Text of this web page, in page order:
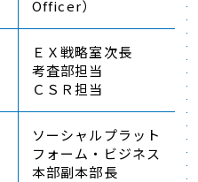
Officer）
ＥＸ戦略室次長
考査部担当
ＣＳＲ担当
ソーシャルプラット
フォーム・ビジネス
本部副本部長